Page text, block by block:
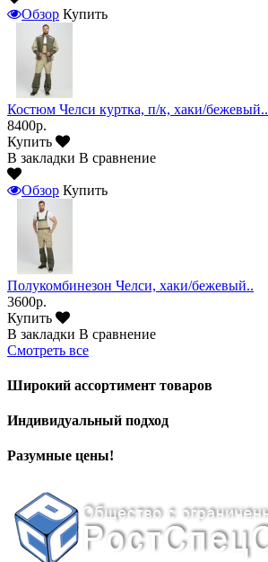
Обзор Купить
Костюм Челси куртка, п/к, хаки/бежевый..
8400р.
Купить
В закладки В сравнение
Обзор Купить
Полукомбинезон Челси, хаки/бежевый..
3600р.
Купить
В закладки В сравнение
Смотреть все
Широкий ассортимент товаров
Индивидуальный подход
Разумные цены!